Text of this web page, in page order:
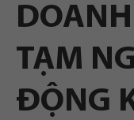
TẠM
ĐỘNG